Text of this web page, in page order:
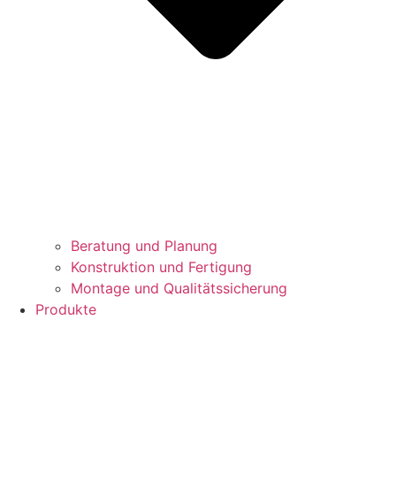
Beratung und Planung
Konstruktion und Fertigung
Montage und Qualitätssicherung
Produkte